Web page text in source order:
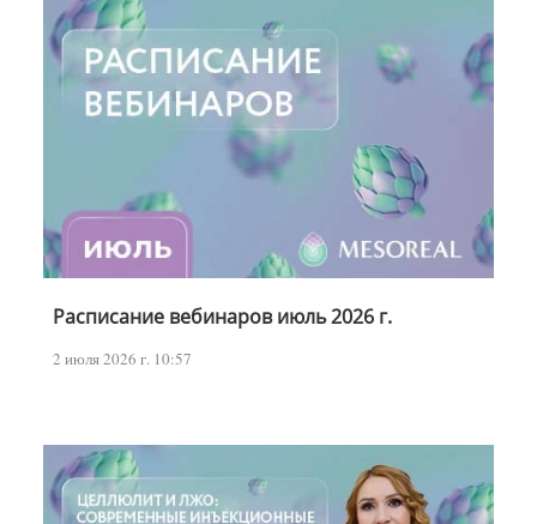
Расписание вебинаров июль 2026 г.
2 июля 2026 г. 10:57